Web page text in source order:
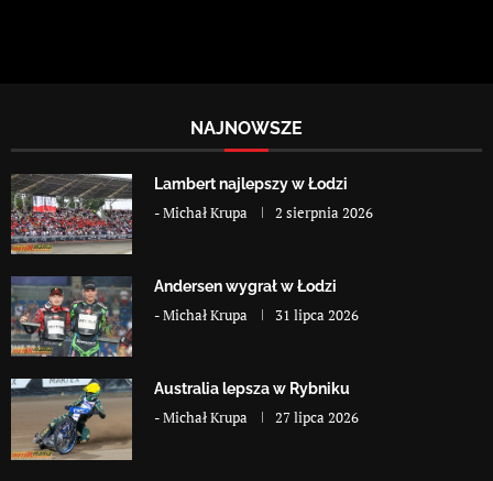
NAJNOWSZE
Lambert najlepszy w Łodzi
-Michał Krupa 2 sierpnia 2026
Andersen wygrał w Łodzi
-Michał Krupa 31 lipca 2026
Australia lepsza w Rybniku
-Michał Krupa 27 lipca 2026